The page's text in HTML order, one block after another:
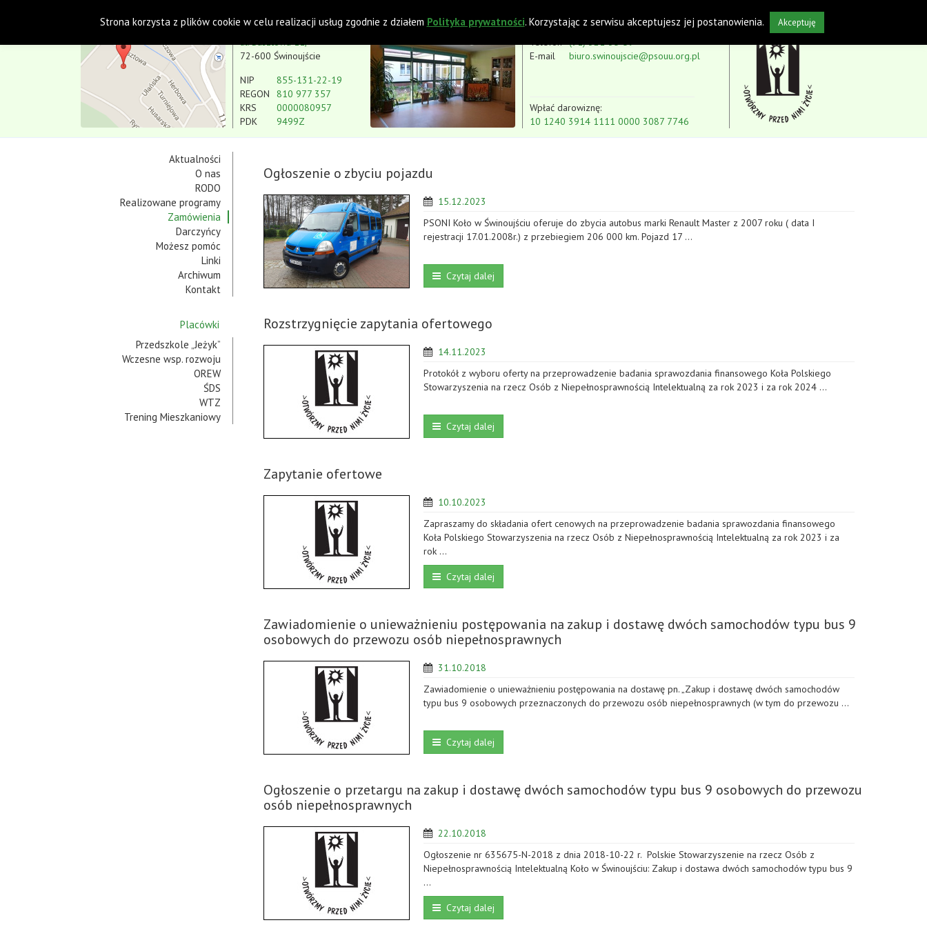
Koło w Świnoujściu
ul. Basztowa 11,
72-600 Świnoujście
NIP
REGON
KRS
PDK
855-131-22-19
810 977 357
0000080957
9499Z
Telefon
E-mail
(91) 321-35-59
biuro.swinoujscie@psouu.org.pl
Wpłać darowiznę:
10 1240 3914 1111 0000 3087 7746
Aktualności
O nas
RODO
Realizowane programy
Zamówienia
Darczyńcy
Możesz pomóc
Linki
Archiwum
Kontakt
Placówki
Przedszkole „Jeżyk”
Wczesne wsp. rozwoju
OREW
ŚDS
WTZ
Trening Mieszkaniowy
Ogłoszenie o zbyciu pojazdu
15.12.2023
PSONI Koło w Świnoujściu oferuje do zbycia autobus marki Renault Master z 2007 roku ( data I
rejestracji 17.01.2008r.) z przebiegiem 206 000 km. Pojazd 17 …
Czytaj dalej
Rozstrzygnięcie zapytania ofertowego
14.11.2023
Protokół z wyboru oferty na przeprowadzenie badania sprawozdania finansowego Koła Polskiego
Stowarzyszenia na rzecz Osób z Niepełnosprawnością Intelektualną za rok 2023 i za rok 2024 …
Czytaj dalej
Zapytanie ofertowe
10.10.2023
Zapraszamy do składania ofert cenowych na przeprowadzenie badania sprawozdania finansowego
Koła Polskiego Stowarzyszenia na rzecz Osób z Niepełnosprawnością Intelektualną za rok 2023 i za
rok …
Czytaj dalej
Zawiadomienie o unieważnieniu postępowania na zakup i dostawę dwóch samochodów typu bus 9
osobowych do przewozu osób niepełnosprawnych
31.10.2018
Zawiadomienie o unieważnieniu postępowania na dostawę pn. „Zakup i dostawę dwóch samochodów
typu bus 9 osobowych przeznaczonych do przewozu osób niepełnosprawnych (w tym do przewozu …
Czytaj dalej
Ogłoszenie o przetargu na zakup i dostawę dwóch samochodów typu bus 9 osobowych do przewozu
osób niepełnosprawnych
22.10.2018
Ogłoszenie nr 635675-N-2018 z dnia 2018-10-22 r. Polskie Stowarzyszenie na rzecz Osób z
Niepełnosprawnością Intelektualną Koło w Świnoujściu: Zakup i dostawa dwóch samochodów typu bus 9
…
Czytaj dalej
Strona korzysta z plików cookie w celu realizacji usług zgodnie z działem Polityka prywatności. Korzystając z serwisu akceptujesz jej postanowienia. Akceptuję